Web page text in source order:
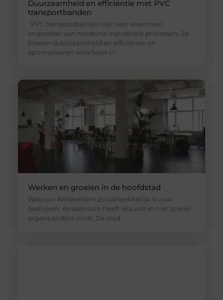
Duurzaamheid en efficiëntie met PVC
transportbanden
PVC transportbanden zijn een essentieel
onderdeel van moderne industriële processen. Ze
bieden duurzaamheid en efficiëntie en
optimaliseren workflows in
Werken en groeien in de hoofdstad
Waarom Amsterdam zo aantrekkelijk is voor
bedrijven Amsterdam heeft iets wat je niet zo snel
ergens anders vindt. De stad